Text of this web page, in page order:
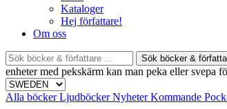
Kataloger
Hej författare!
Om oss
Sök
böcker
&
författare
efter:
enheter med pekskärm kan man peka eller svepa
Alla böckerLjudböckerNyheterKommande